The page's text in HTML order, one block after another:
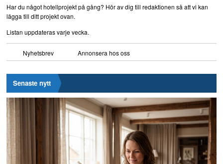
Har du något hotellprojekt på gång? Hör av dig till redaktionen så att vi kan
lägga till ditt projekt ovan.
Listan uppdateras varje vecka.
Nyhetsbrev Annonsera hos oss
Senaste nytt